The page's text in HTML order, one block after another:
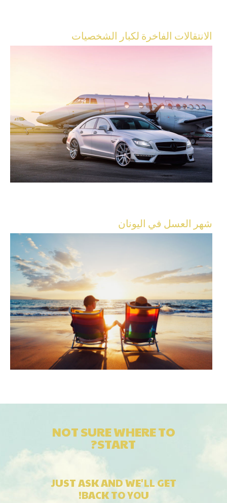
الانتقالات الفاخرة لكبار الشخصيات
شهر العسل في اليونان
NOT SURE WHERE TO
START?
JUST ASK AND WE'LL GET
BACK TO YOU!